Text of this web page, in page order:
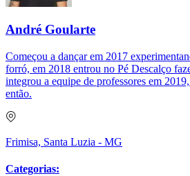
André Goularte
Começou a dançar em 2017
forró, em 2018 entrou no Pé Descalço
integrou a equipe de professores em
então.
Frimisa, Santa Luzia - MG
Categorias: